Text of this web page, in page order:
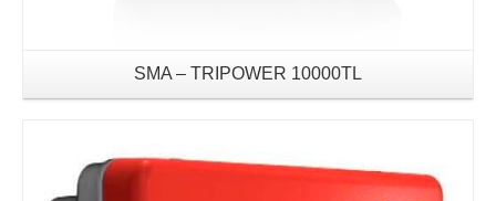
SMA – TRIPOWER 10000TL